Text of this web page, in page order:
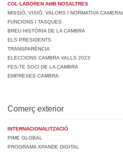
COL·LABOREN AMB NOSALTRES
MISSIÓ, VISIÓ, VALORS I NORMATIVA CAMERAL
FUNCIONS I TASQUES
BREU HISTÒRIA DE LA CAMBRA
ELS PRESIDENTS
TRANSPARÈNCIA
ELECCIONS CAMBRA VALLS 2023
FES-TE SOCI DE LA CAMBRA
EMPRESES CAMBRA
Comerç exterior
INTERNACIONALITZACIÓ
PIME GLOBAL
PROGRAMA XPANDE DIGITAL